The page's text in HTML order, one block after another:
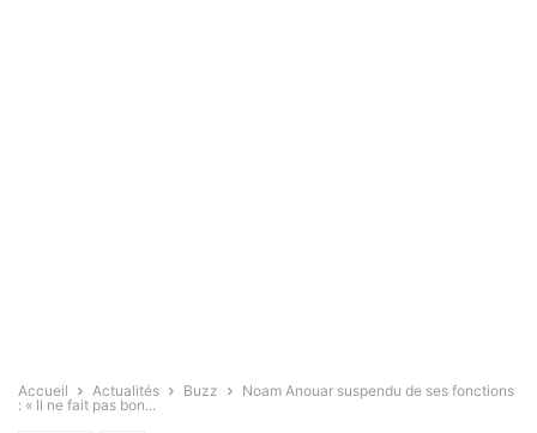
Accueil Actualités Buzz
Noam Anouar suspendu de ses fonctions
: « Il ne fait pas bon...